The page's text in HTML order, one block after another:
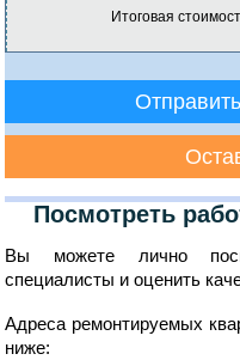
Итоговая
Посмотреть
Вы можете лично
специалисты и оценить
Адреса ремонтируемых
ниже: